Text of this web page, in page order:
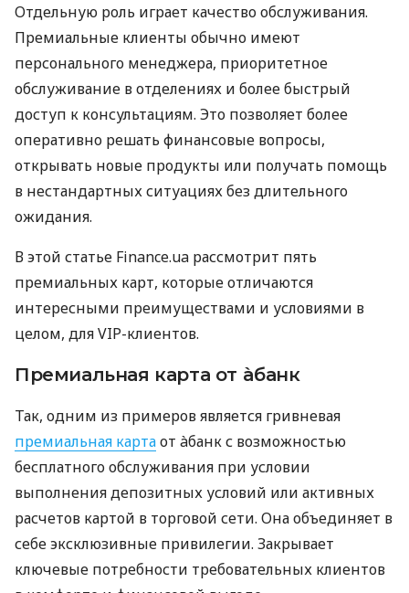
Отдельную роль играет качество обслуживания.
Премиальные клиенты обычно имеют
персонального менеджера, приоритетное
обслуживание в отделениях и более быстрый
доступ к консультациям. Это позволяет более
оперативно решать финансовые вопросы,
открывать новые продукты или получать помощь
в нестандартных ситуациях без длительного
ожидания.
В этой статье Finance.ua рассмотрит пять
премиальных карт, которые отличаются
интересными преимуществами и условиями в
целом, для VIP-клиентов.
Премиальная карта от àбанк
Так, одним из примеров является гривневая
премиальная картаот àбанк с возможностью
бесплатного обслуживания при условии
выполнения депозитных условий или активных
расчетов картой в торговой сети. Она объединяет в
себе эксклюзивные привилегии. Закрывает
ключевые потребности требовательных клиентов